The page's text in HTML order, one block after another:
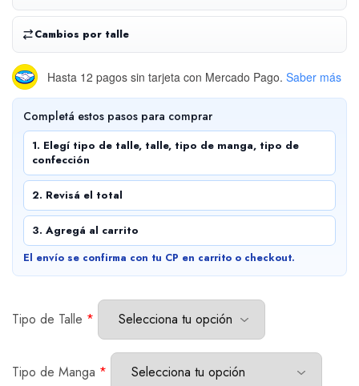
Cambios por talle
Hasta 12 pagos sin tarjeta con Mercado Pago. Saber más
Completá estos pasos para comprar
1. Elegí tipo de talle, talle, tipo de manga, tipo de
confección
2. Revisá el total
3. Agregá al carrito
El envío se confirma con tu CP en carrito o checkout.
Tipo de Talle *
Tipo de Manga *